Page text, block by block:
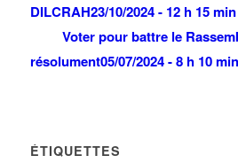
DILCRAH23/10/2024 - 12 h 15 min
Voter pour battre le
résolument05/07/2024 - 8 h 10 min
ÉTIQUETTES